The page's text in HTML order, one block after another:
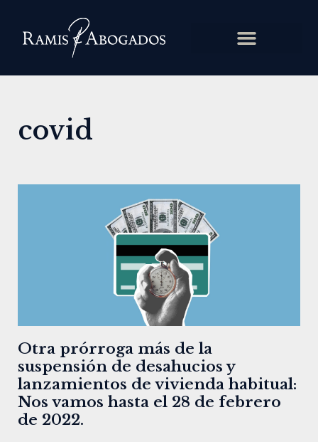
covid
Otra prórroga más de la
suspensión de desahucios y
lanzamientos de vivienda habitual:
Nos vamos hasta el 28 de febrero
de 2022.